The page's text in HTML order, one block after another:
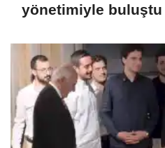
yönetimiyle buluştu